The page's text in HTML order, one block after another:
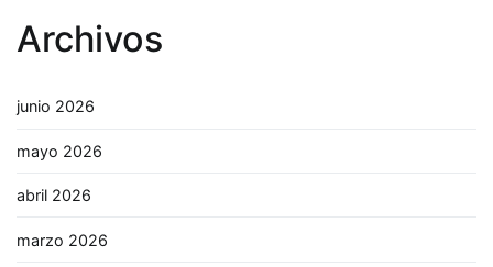
Archivos
junio 2026
mayo 2026
abril 2026
marzo 2026